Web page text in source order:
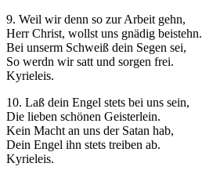
9. Weil wir denn so zur Arbeit gehn,
Herr Christ, wollst uns gnädig beistehn.
Bei unserm Schweiß dein Segen sei,
So werdn wir satt und sorgen frei.
Kyrieleis.
10. Laß dein Engel stets bei uns sein,
Die lieben schönen Geisterlein.
Kein Macht an uns der Satan hab,
Dein Engel ihn stets treiben ab.
Kyrieleis.